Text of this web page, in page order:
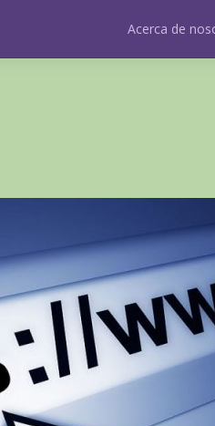
Acerca de